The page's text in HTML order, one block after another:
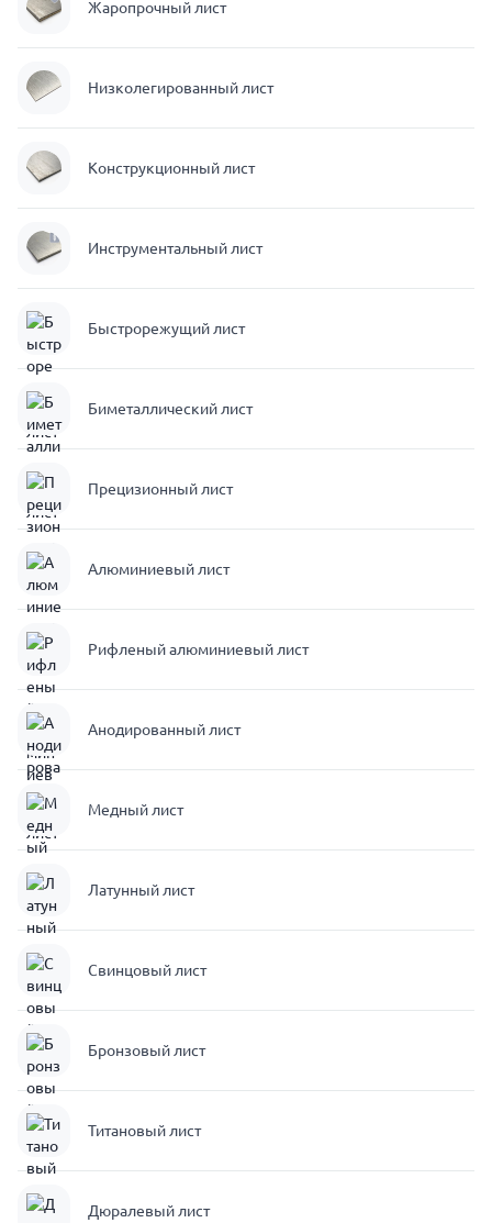
Жаропрочный лист
Низколегированный лист
Конструкционный лист
Инструментальный лист
Быстрорежущий лист
Биметаллический лист
Прецизионный лист
Алюминиевый лист
Рифленый алюминиевый лист
Анодированный лист
Медный лист
Латунный лист
Свинцовый лист
Бронзовый лист
Титановый лист
Дюралевый лист